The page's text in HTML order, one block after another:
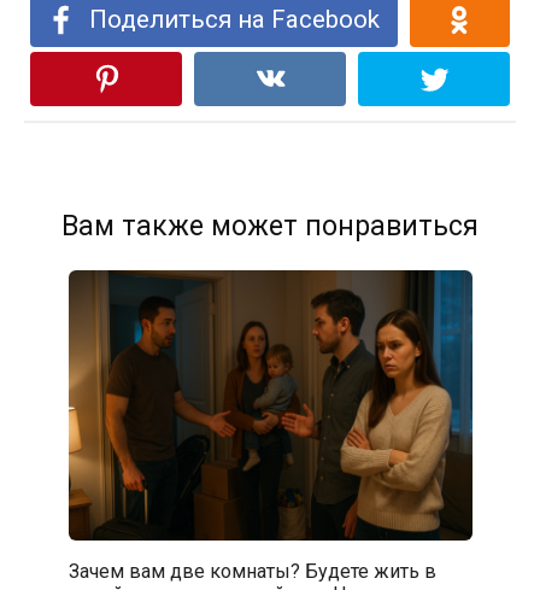
Поделиться на Facebook
Вам также может понравиться
Зачем вам две комнаты? Будете жить в